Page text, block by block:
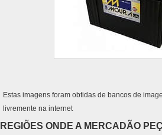
Estas imagens foram obtidas de bancos de
livremente na internet
REGIÕES ONDE A MERCADÃO